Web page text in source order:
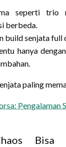
seperti trio
berbeda.
build senjata
hanya
paling
Pengalaman
Bisa